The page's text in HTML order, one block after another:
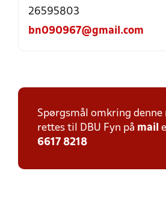
26595803
bn090967@gmail.com
Spørgsmål omkring denne
rettes til DBU Fyn på mail
6617 8218